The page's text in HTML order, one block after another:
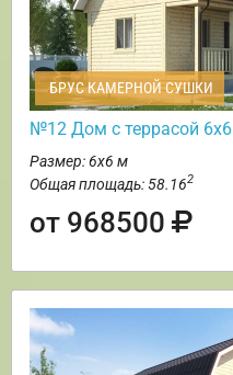
БРУС КАМЕРНОЙ СУШКИ
№12 Дом с террасой 6х6
Размер: 6х6 м
Общая площадь: 58.162
от 968500